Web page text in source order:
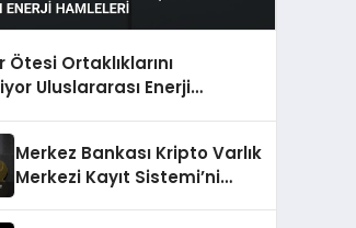
Ötesi Ortaklıklarını
Uluslararası Enerji
Merkez Bankası Kripto Varlık
Merkezi Kayıt Sistemi’ni